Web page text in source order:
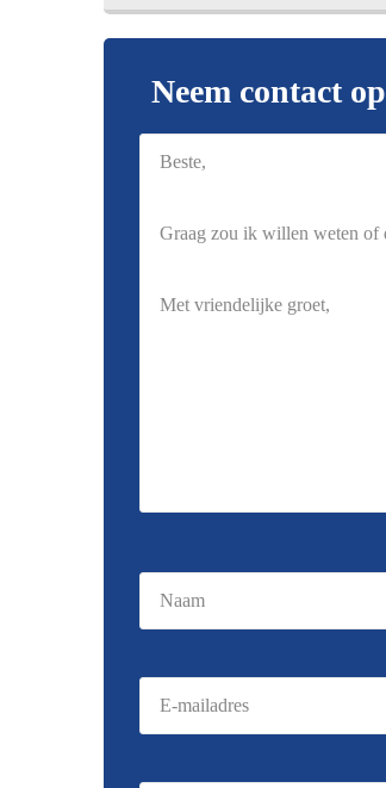
Neem contact op
opmerkingen
Naam
mailadres(Vereist)